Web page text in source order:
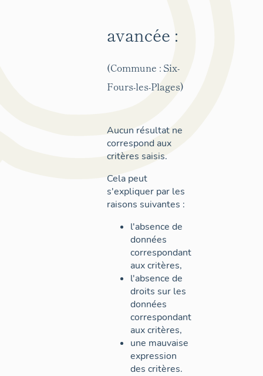
avancée :
(Commune : Six-
Fours-les-Plages)
Aucun résultat ne
correspond aux
critères saisis.
Cela peut
s'expliquer par les
raisons suivantes :
l'absence de
données
correspondant
aux critères,
l'absence de
droits sur les
données
correspondant
aux critères,
une mauvaise
expression
des critères.